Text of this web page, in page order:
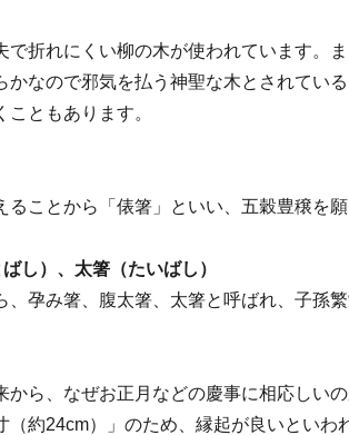
折れにくい柳の木が使われています。
なので邪気を払う神聖な木とされてい
ともあります。
ことから「俵箸」といい、五穀豊穣を願
し）、太箸（たいばし）
孕み箸、腹太箸、太箸と呼ばれ、子孫
ら、なぜお正月などの慶事に相応しい
約24cm）」のため、縁起が良いといわ